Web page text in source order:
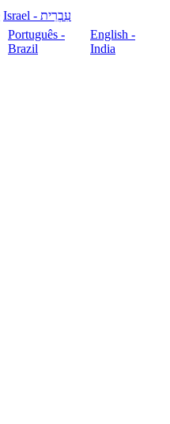
עִבְרִית - Israel
Português -
Brazil
English -
India